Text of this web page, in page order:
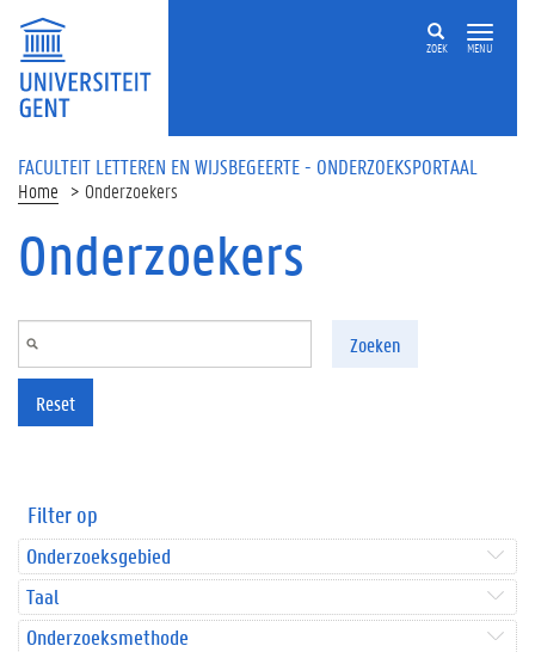
Overslaan en naar de inhoud gaan
ZOEK MENU
FACULTEIT LETTEREN EN WIJSBEGEERTE - ONDERZOEKSPORTAAL
Home Onderzoekers
Onderzoekers
Zoeken
Reset
Filter op
Onderzoeksgebied
Taal
Onderzoeksmethode